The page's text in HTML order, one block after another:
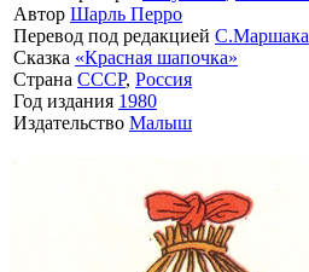
Автор Шарль Перро
Перевод под редакцией С.Маршака
Сказка «Красная шапочка»
Страна СССР, Россия
Год издания 1980
Издательство Малыш